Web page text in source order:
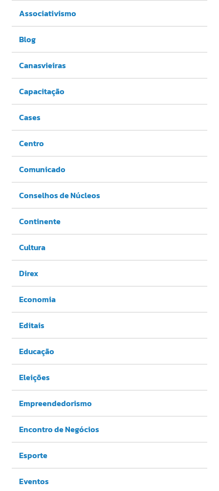
Associativismo
Blog
Canasvieiras
Capacitação
Cases
Centro
Comunicado
Conselhos de Núcleos
Continente
Cultura
Direx
Economia
Editais
Educação
Eleições
Empreendedorismo
Encontro de Negócios
Esporte
Eventos